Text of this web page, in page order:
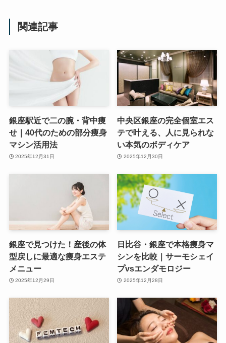
関連記事
銀座駅近で二の腕・背中痩
せ｜40代のための部分痩身
マシン活用法
2025年12月31日
中央区銀座の完全個室エス
テで叶える、人に見られな
い本気のボディケア
2025年12月30日
銀座で見つけた！産後の体
型戻しに最適な痩身エステ
メニュー
2025年12月29日
日比谷・銀座で本格痩身マ
シンを比較｜サーモシェイ
プvsエンダモロジー
2025年12月28日